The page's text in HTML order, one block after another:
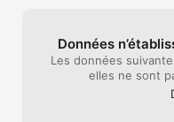
Données
Les données
elles ne sont